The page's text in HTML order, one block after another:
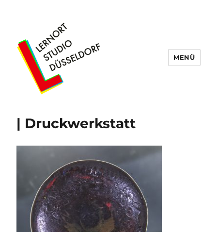
MENÜ
| Druckwerkstatt